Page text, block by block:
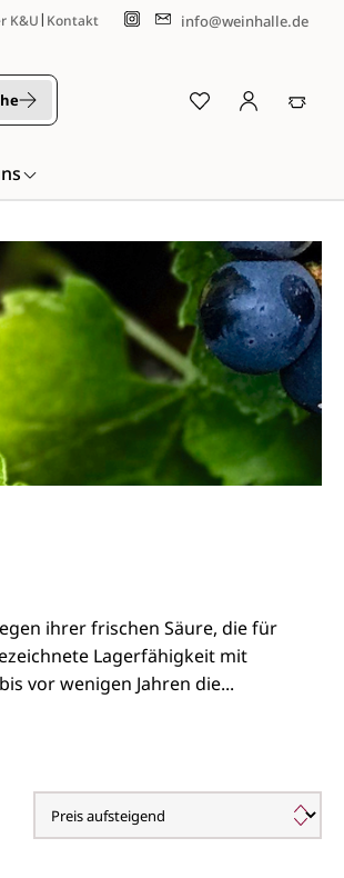
K&U| Kontakt info@weinhalle.de
ihrer frischen Säure, die für
Lagerfähigkeit mit
vor wenigen Jahren die...